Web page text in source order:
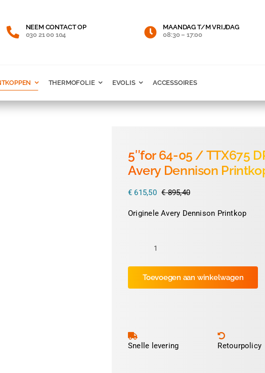
NEEM CONTACT OP
030 21 00 104
MAANDAG T/M VRIJDAG
08:30 – 17:00
THERMOFOLIE EVOLIS ACCESSOIRES
5″for 64-05 / TTX675
Avery Dennison
€895,40Oorspronkelijke
was:
€ 615,50
Huidige
is:
Originele Avery Dennison Printkop
5"for
64-
05
/
PEM
Toevoegen aan winkelwagen
Snelle levering Retourpolicy